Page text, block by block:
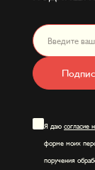
Я даю согласие
форме моих
поручения